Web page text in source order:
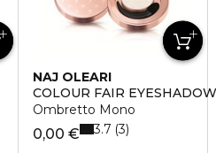
NAJ OLEARI
COLOUR FAIR
Ombretto Mono
0,00 € 3.7 3